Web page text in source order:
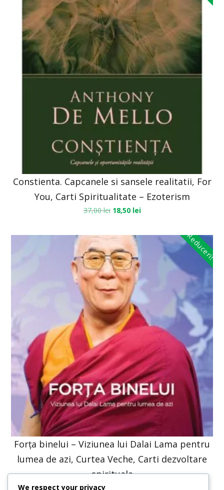
Constienta. Capcanele si sansele realitatii, For
You, Carti Spiritualitate – Ezoterism
37,00lei 18,50 lei
Reduceri!
Forța binelui – Viziunea lui Dalai Lama pentru
lumea de azi, Curtea Veche, Carti dezvoltare
spirituala
47,57lei
We respect your privacy